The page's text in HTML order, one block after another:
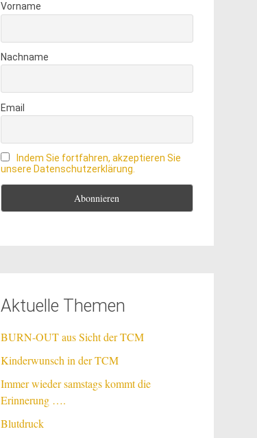
Vorname
Nachname
Email
Indem Sie fortfahren, akzeptieren Sie
unsere Datenschutzerklärung.
Aktuelle Themen
BURN-OUT aus Sicht der TCM
Kinderwunsch in der TCM
Immer wieder samstags kommt die
Erinnerung ….
Blutdruck